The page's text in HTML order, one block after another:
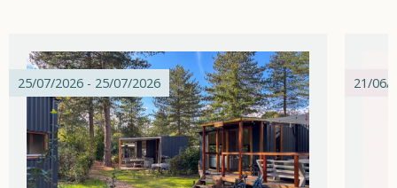
Android Play Store
25/07/2026 - 25/07/2026 21/06/